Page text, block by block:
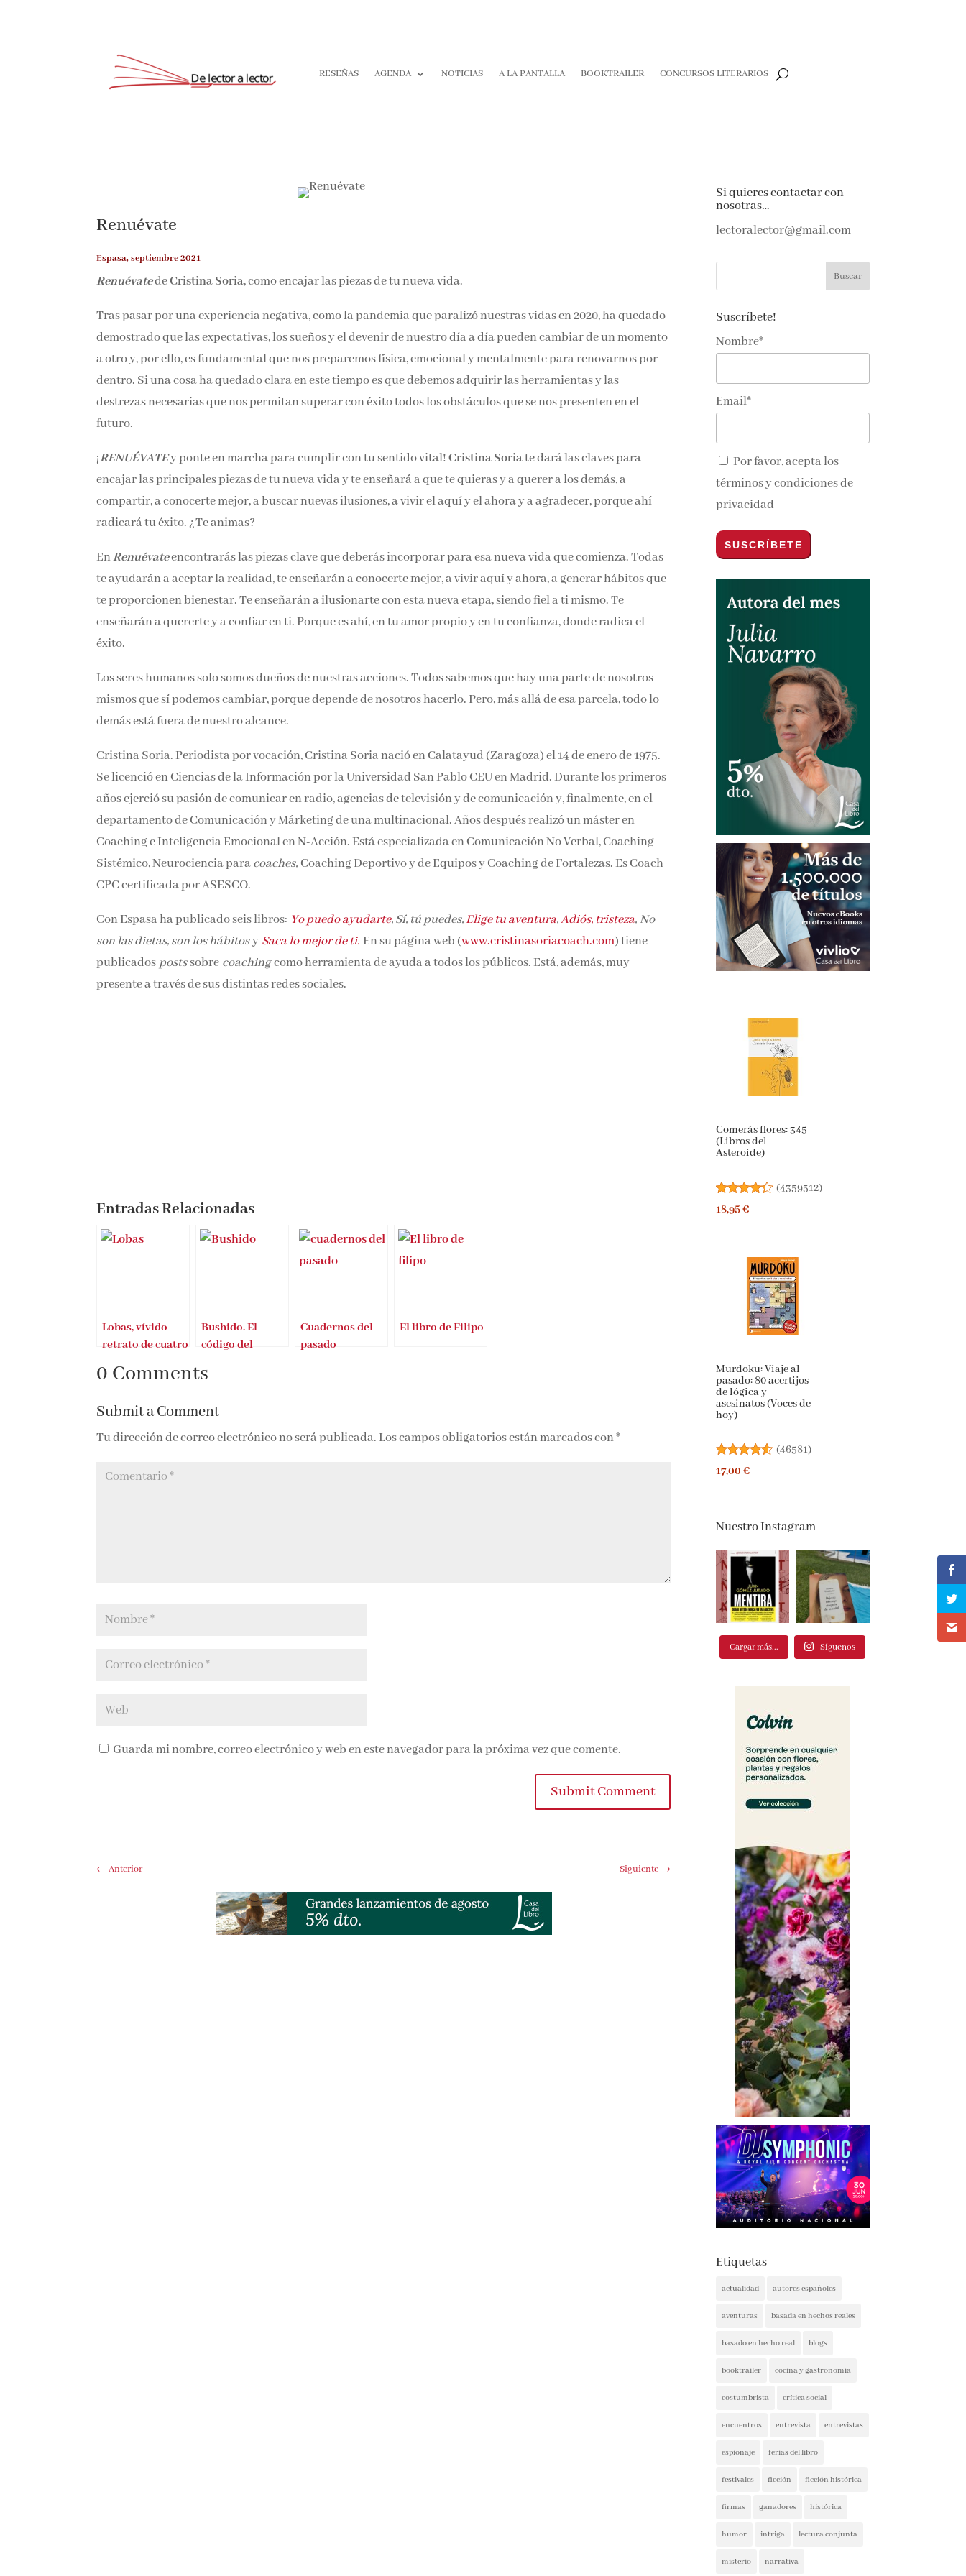
RESEÑAS AGENDA NOTICIAS A LA PANTALLA BOOKTRAILER CONCURSOS LITERARIOS
Renuévate
Espasa, septiembre 2021
RenuévatedeCristina Soria, como encajar las piezas de tu nueva vida.
Tras pasar por una experiencia negativa, como la pandemia que paralizó nuestras vidas en 2020, ha
quedado demostrado que las expectativas, los sueños y el devenir de nuestro día a día pueden cambiar de
un momento a otro y, por ello, es fundamental que nos preparemos física, emocional y mentalmente para
renovarnos por dentro. Si una cosa ha quedado clara en este tiempo es que debemos adquirir las
herramientas y las destrezas necesarias que nos permitan superar con éxito todos los obstáculos que se nos
presenten en el futuro.
¡RENUÉVATEy ponte en marcha para cumplir con tu sentido vital!Cristina Soriate dará las claves para
encajar las principales piezas de tu nueva vida y te enseñará a que te quieras y a querer a los demás, a
compartir, a conocerte mejor, a buscar nuevas ilusiones, a vivir el aquí y el ahora y a agradecer, porque ahí
radicará tu éxito. ¿Te animas?
EnRenuévateencontrarás las piezas clave que deberás incorporar para esa nueva vida que comienza. Todas
te ayudarán a aceptar la realidad, te enseñarán a conocerte mejor, a vivir aquí y ahora, a generar hábitos
que te proporcionen bienestar. Te enseñarán a ilusionarte con esta nueva etapa, siendo fiel a ti mismo. Te
enseñarán a quererte y a confiar en ti. Porque es ahí, en tu amor propio y en tu confianza, donde radica el
éxito.
Los seres humanos solo somos dueños de nuestras acciones. Todos sabemos que hay una parte de nosotros
mismos que sí podemos cambiar, porque depende de nosotros hacerlo. Pero, más allá de esa parcela, todo lo
demás está fuera de nuestro alcance.
Cristina Soria. Periodista por vocación, Cristina Soria nació en Calatayud (Zaragoza) el 14 de enero de 1975.
Se licenció en Ciencias de la Información por la Universidad San Pablo CEU en Madrid. Durante los
primeros años ejerció su pasión de comunicar en radio, agencias de televisión y de comunicación y,
finalmente, en el departamento de Comunicación y Márketing de una multinacional. Años después realizó
un máster en Coaching e Inteligencia Emocional en N-Acción. Está especializada en Comunicación No
Verbal, Coaching Sistémico, Neurociencia paracoaches,Coaching Deportivo y de Equipos y Coaching de
Fortalezas. Es Coach CPC certificada por ASESCO.
Con Espasa ha publicado seis libros: Yo puedo ayudarte, Sí, tú puedes,Elige tu aventura,Adiós, tristeza, No
son las dietas, son los hábitosy Saca lo mejor de ti. En su página web (www.cristinasoriacoach.com) tiene
publicados postssobre coachingcomo herramienta de ayuda a todos los públicos. Está, además, muy
presente a través de sus distintas redes sociales.
Entradas Relacionadas
Lobas, vívido
retrato de cuatro
Bushido. El
código del
Cuadernos del
pasado
El libro de Filipo
0 Comments
Submit a Comment
Tu dirección de correo electrónico no será publicada.Los campos obligatorios están marcados con*
Guarda mi nombre, correo electrónico y web en este navegador para la próxima vez que comente.
Submit Comment
← Anterior Siguiente→
Si quieres contactar con
nosotras…
lectoralector@gmail.com
Suscríbete!
Nombre*
Email*
Por favor, acepta los
términos y condiciones de
privacidad
Comerás flores: 345
(Libros del
Asteroide)
Murdoku: Viaje al
pasado: 80 acertijos
de lógica y
asesinatos (Voces de
hoy)
46581)
Nuestro Instagram
Cargar más... Síguenos
Email*
Por favor, acepta lostérminos y
condiciones de privacidad